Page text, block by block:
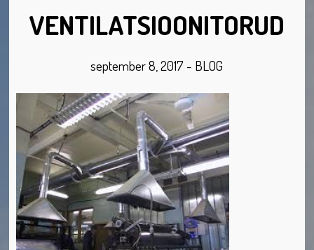
VENTILATSIOONITORUD
september 8, 2017 - BLOG